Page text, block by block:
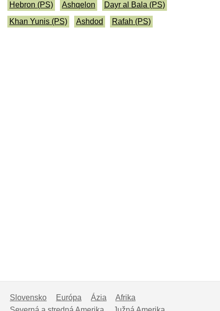
Hebron (PS)
Ashqelon
Dayr al Bala (PS)
Khan Yunis (PS)
Ashdod Rafah (PS)
Slovensko Európa Ázia
Afrika